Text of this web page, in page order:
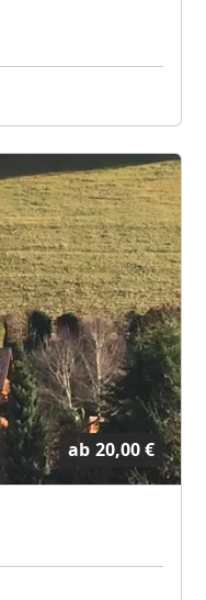
ab 20,00 €